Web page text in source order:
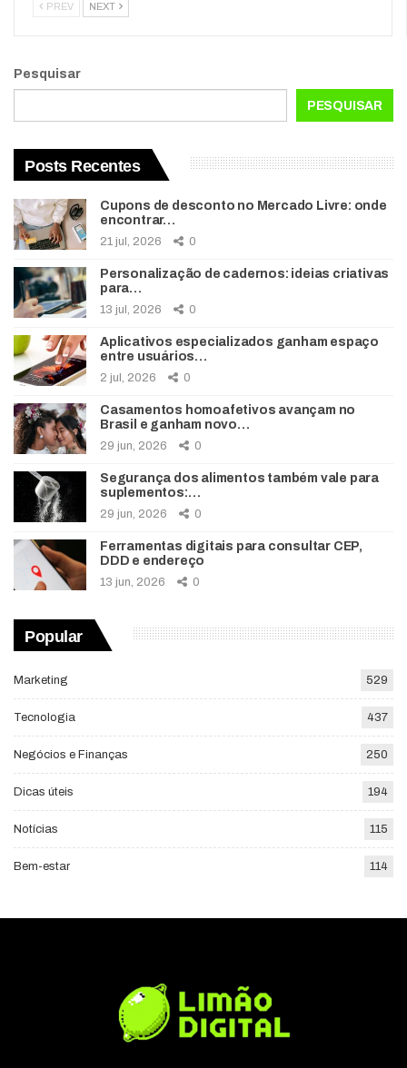
PREV NEXT
Pesquisar
PESQUISAR
Posts Recentes
Cupons de desconto no Mercado Livre: onde
encontrar…
21 jul, 2026 0
Personalização de cadernos: ideias criativas
para…
13 jul, 2026 0
Aplicativos especializados ganham espaço
entre usuários…
2 jul, 2026 0
Casamentos homoafetivos avançam no
Brasil e ganham novo…
29 jun, 2026 0
Segurança dos alimentos também vale para
suplementos:…
29 jun, 2026 0
Ferramentas digitais para consultar CEP,
DDD e endereço
13 jun, 2026 0
Popular
Marketing 529
Tecnologia 437
Negócios e Finanças 250
Dicas úteis 194
Notícias 115
Bem-estar 114